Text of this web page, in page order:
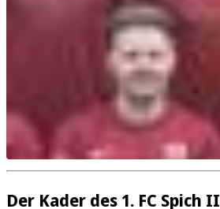
Der Kader des 1. FC Spich II